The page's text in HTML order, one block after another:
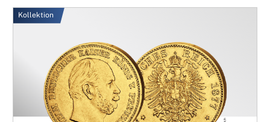
Kollektion